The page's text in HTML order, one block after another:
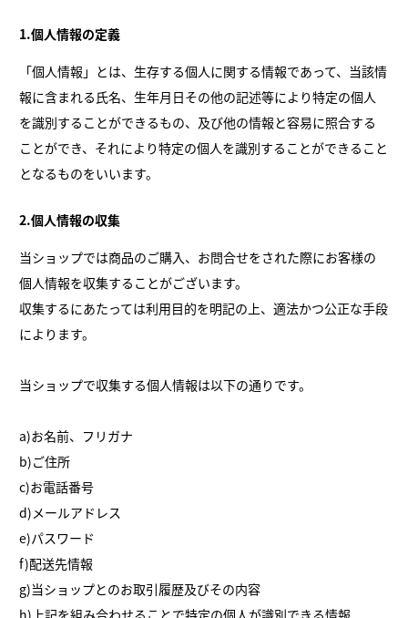
1.個人情報の定義
「個人情報」とは、生存する個人に関する情報であって、当該情
報に含まれる氏名、生年月日その他の記述等により特定の個人
を識別することができるもの、及び他の情報と容易に照合する
ことができ、それにより特定の個人を識別することができること
となるものをいいます。
2.個人情報の収集
当ショップでは商品のご購入、お問合せをされた際にお客様の
個人情報を収集することがございます。
収集するにあたっては利用目的を明記の上、適法かつ公正な手段
によります。
当ショップで収集する個人情報は以下の通りです。
a)お名前、フリガナ
b)ご住所
c)お電話番号
d)メールアドレス
e)パスワード
f)配送先情報
g)当ショップとのお取引履歴及びその内容
h)上記を組み合わせることで特定の個人が識別できる情報